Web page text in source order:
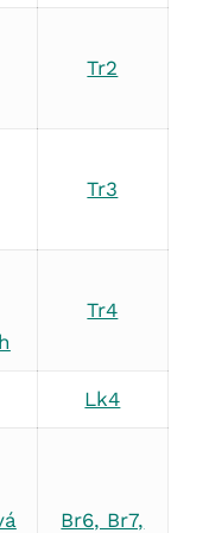
Tr2
Tr3
Tr4
Lk4
Br6, Br7,